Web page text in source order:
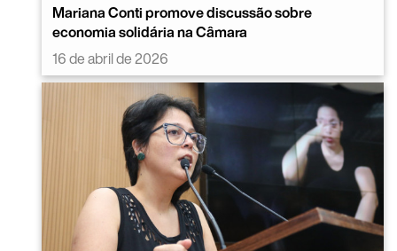
Mariana Conti promove discussão sobre
economia solidária na Câmara
16 de abril de 2026